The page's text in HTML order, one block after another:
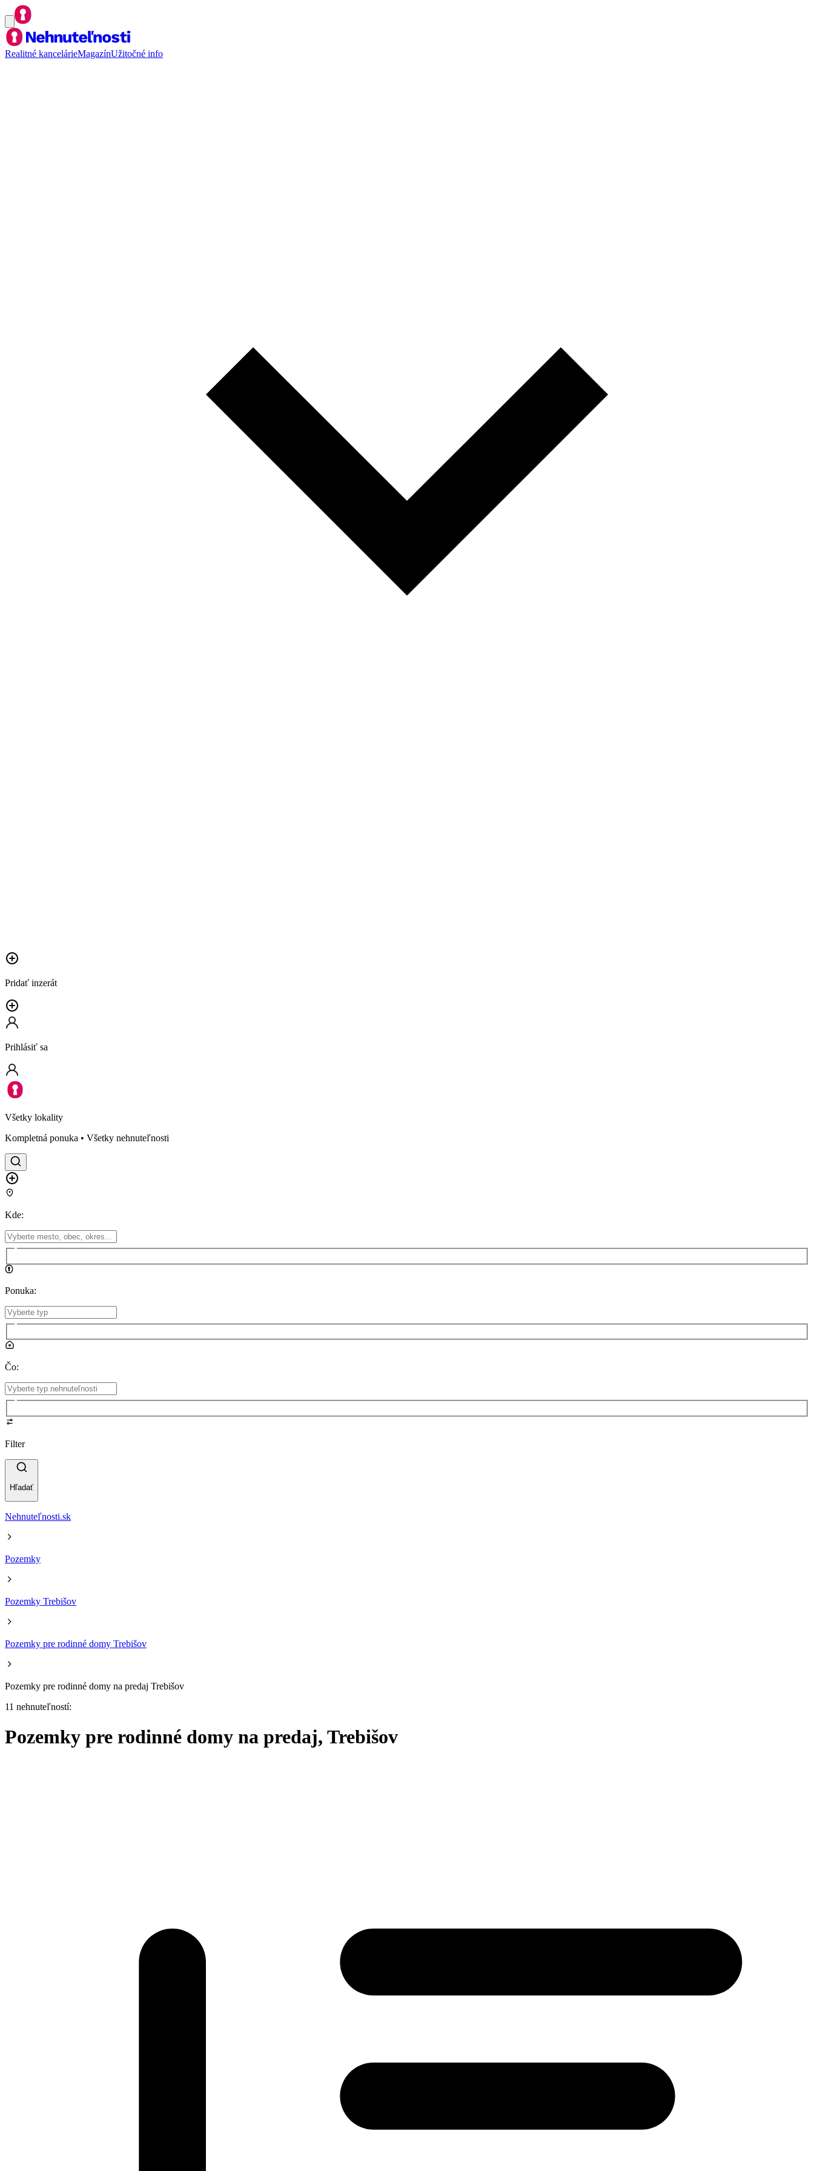
Realitné kancelárieMagazínUžitočné info
Pridať inzerát
Prihlásiť sa
Všetky lokality
Kompletná ponuka • Všetky nehnuteľnosti
Kde:
Ponuka:
Čo:
Filter
Hľadať
Nehnuteľnosti.sk
Pozemky
Pozemky Trebišov
Pozemky pre rodinné domy Trebišov
Pozemky pre rodinné domy na predaj Trebišov
11 nehnuteľností:
Pozemky pre rodinné domy na predaj, Trebišov